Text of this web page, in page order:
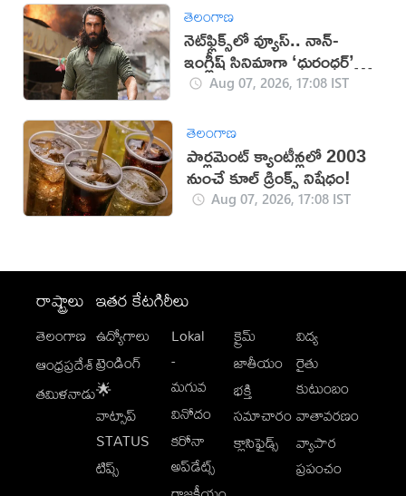
తెలంగాణ
నెట్‌ఫ్లిక్స్‌లో వ్యూస్.. నాన్-
ఇంగ్లీష్ సినిమాగా ‘ధురంధర్’
రికార్డుAug 07, 2026, 17:08 IST
తెలంగాణ
పార్లమెంట్ క్యాంటీన్లలో 2003
నుంచే కూల్ డ్రింక్స్ నిషేధం!
Aug 07, 2026, 17:08 IST
రాష్ట్రాలు
తెలంగాణ
ఆంధ్రప్రదేశ్
తమిళనాడు
ఇతర కేటగిరీలు
ఉద్యోగాలు
ట్రెండింగ్
🌟
వాట్సాప్
STATUS
టిప్స్
Lokal
-
మగువ
వినోదం
కరోనా
అప్‌డేట్స్
క్రైమ్
జాతీయం
భక్తి
సమాచారం
క్లాసిఫైడ్స్
విద్య
రైతు
కుటుంబం
వాతావరణం
వ్యాపార
ప్రపంచం